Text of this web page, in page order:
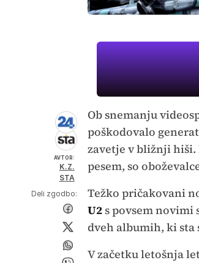
AVTOR:
K.Z.
STA
Deli zgodbo:
Ob snemanju
poškodovalo
zavetje v bližnji hiši.
pesem, so
Težko pričakovani
U2s povsem novimi
dveh albumih, ki sta
V začetku letošnja